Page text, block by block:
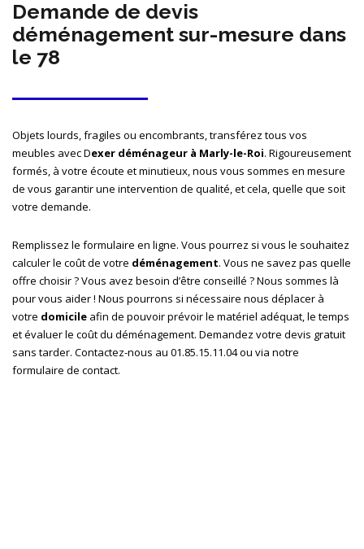
Demande de devis
déménagement sur-mesure dans
le 78
Objets lourds, fragiles ou encombrants, transférez tous vos
meubles avec Dexer déménageur à Marly-le-Roi. Rigoureusement
formés, à votre écoute et minutieux, nous vous sommes en mesure
de vous garantir une intervention de qualité, et cela, quelle que soit
votre demande.
Remplissez le formulaire en ligne. Vous pourrez si vous le souhaitez
calculer le coût de votre déménagement. Vous ne savez pas quelle
offre choisir ? Vous avez besoin d’être conseillé ? Nous sommes là
pour vous aider ! Nous pourrons si nécessaire nous déplacer à
votre domicile afin de pouvoir prévoir le matériel adéquat, le temps
et évaluer le coût du déménagement. Demandez votre devis gratuit
sans tarder. Contactez-nous au 01.85.15.11.04ou via notre
formulaire de contact.